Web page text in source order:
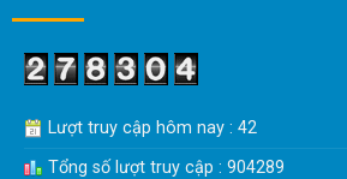
Lượt truy cập hôm nay : 42
Tổng số lượt truy cập : 904289